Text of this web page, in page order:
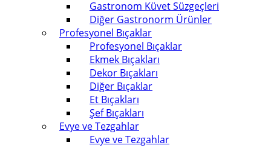
Gastronom Küvet Süzgeçleri
Diğer Gastronorm Ürünler
Profesyonel Bıçaklar
Profesyonel Bıçaklar
Ekmek Bıçakları
Dekor Bıçakları
Diğer Bıçaklar
Et Bıçakları
Şef Bıçakları
Evye ve Tezgahlar
Evye ve Tezgahlar